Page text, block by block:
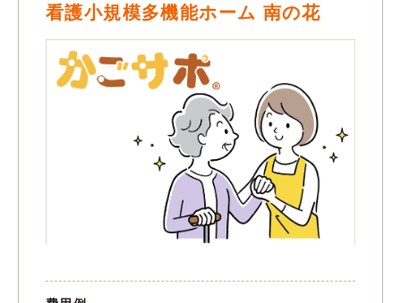
看護小規模多機能ホーム 南の花